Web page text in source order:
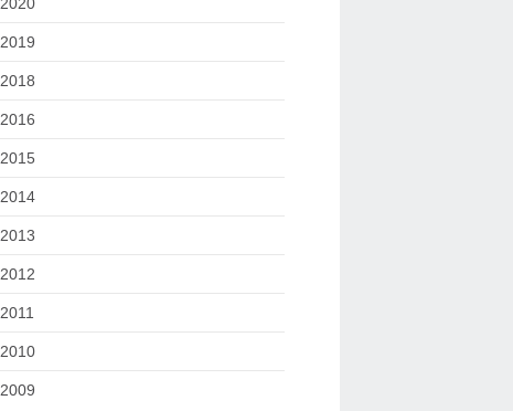
2019
2018
2016
2015
2014
2013
2012
2011
2010
2009